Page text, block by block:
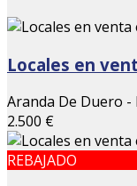
Locales en
Aranda De Duero -
2.500 €
REBAJADO